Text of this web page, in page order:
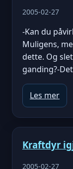
2005-02-27
-Kan du
Muligens,
dette. Og
ganding?-
Les mer
Kraftdyr
2005-02-27